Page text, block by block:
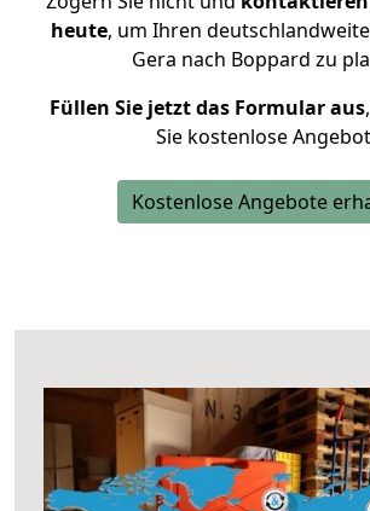
heute, um Ihren
Gera nach Boppard zu
Füllen Sie jetzt das Formular aus
Sie kostenlose
Kostenlose Angebote